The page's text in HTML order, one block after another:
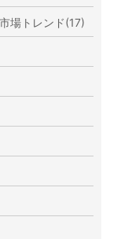
場トレンド(17)